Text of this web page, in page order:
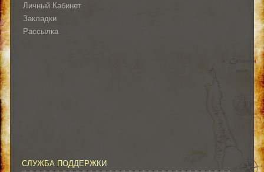
Личный Кабинет
Закладки
Рассылка
СЛУЖБА ПОДДЕРЖКИ